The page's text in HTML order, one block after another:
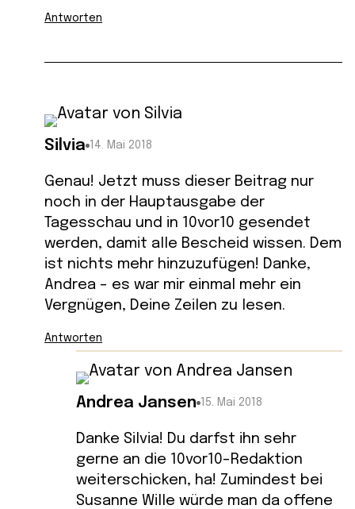
Antworten
Silvia 14. Mai 2018
Genau! Jetzt muss dieser Beitrag nur
noch in der Hauptausgabe der
Tagesschau und in 10vor10 gesendet
werden, damit alle Bescheid wissen. Dem
ist nichts mehr hinzuzufügen! Danke,
Andrea – es war mir einmal mehr ein
Vergnügen, Deine Zeilen zu lesen.
Antworten
Andrea Jansen 15. Mai 2018
Danke Silvia! Du darfst ihn sehr
gerne an die 10vor10-Redaktion
weiterschicken, ha! Zumindest bei
Susanne Wille würde man da offene